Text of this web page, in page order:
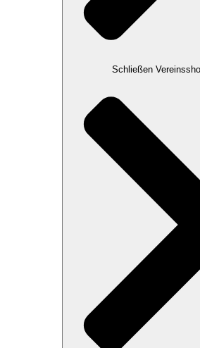
Schließen